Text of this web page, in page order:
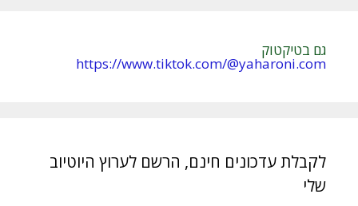
גם בטיקטוק
https://www.tiktok.com/@yaharoni.com
לקבלת עדכונים חינם, הרשם לערוץ היוטיוב
שלי